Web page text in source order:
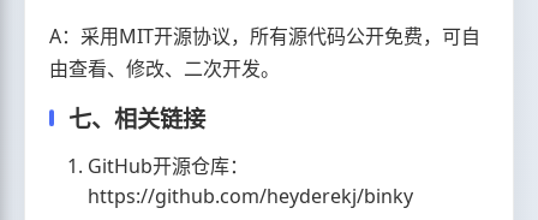
A：采用MIT开源协议，所有源代码公开免费，可自
由查看、修改、二次开发。
七、相关链接
GitHub开源仓库：
https://github.com/heyderekj/binky